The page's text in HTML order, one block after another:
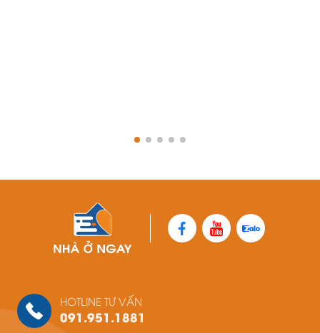
Căn L28, Bạch Đằng Luxury, số 85, vòng
Đường Cầu Niệm, Phường Nghĩa Xá, Quận
098 793 3888
View sàn
Chung cư Tây Hồ Riverview, số 2 Phố
Thượng Thụy, Phường Phú Thượng, Quận
HOTLINE TƯ VẤN
091.951.1881